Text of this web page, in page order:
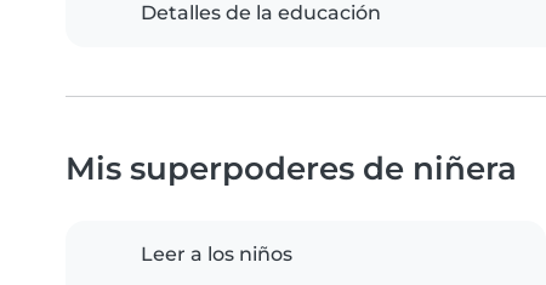
Detalles de la educación
Mis superpoderes de niñera
Leer a los niños